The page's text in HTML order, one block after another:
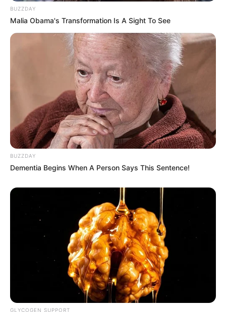
BUZZDAY
Malia Obama's Transformation Is A Sight To See
BUZZDAY
Dementia Begins When A Person Says This Sentence!
GLYCOGEN SUPPORT